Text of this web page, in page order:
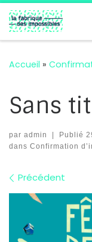
Passer au
Accueil »
Sans
par admin | Publié
dans Confirmation
Précédent